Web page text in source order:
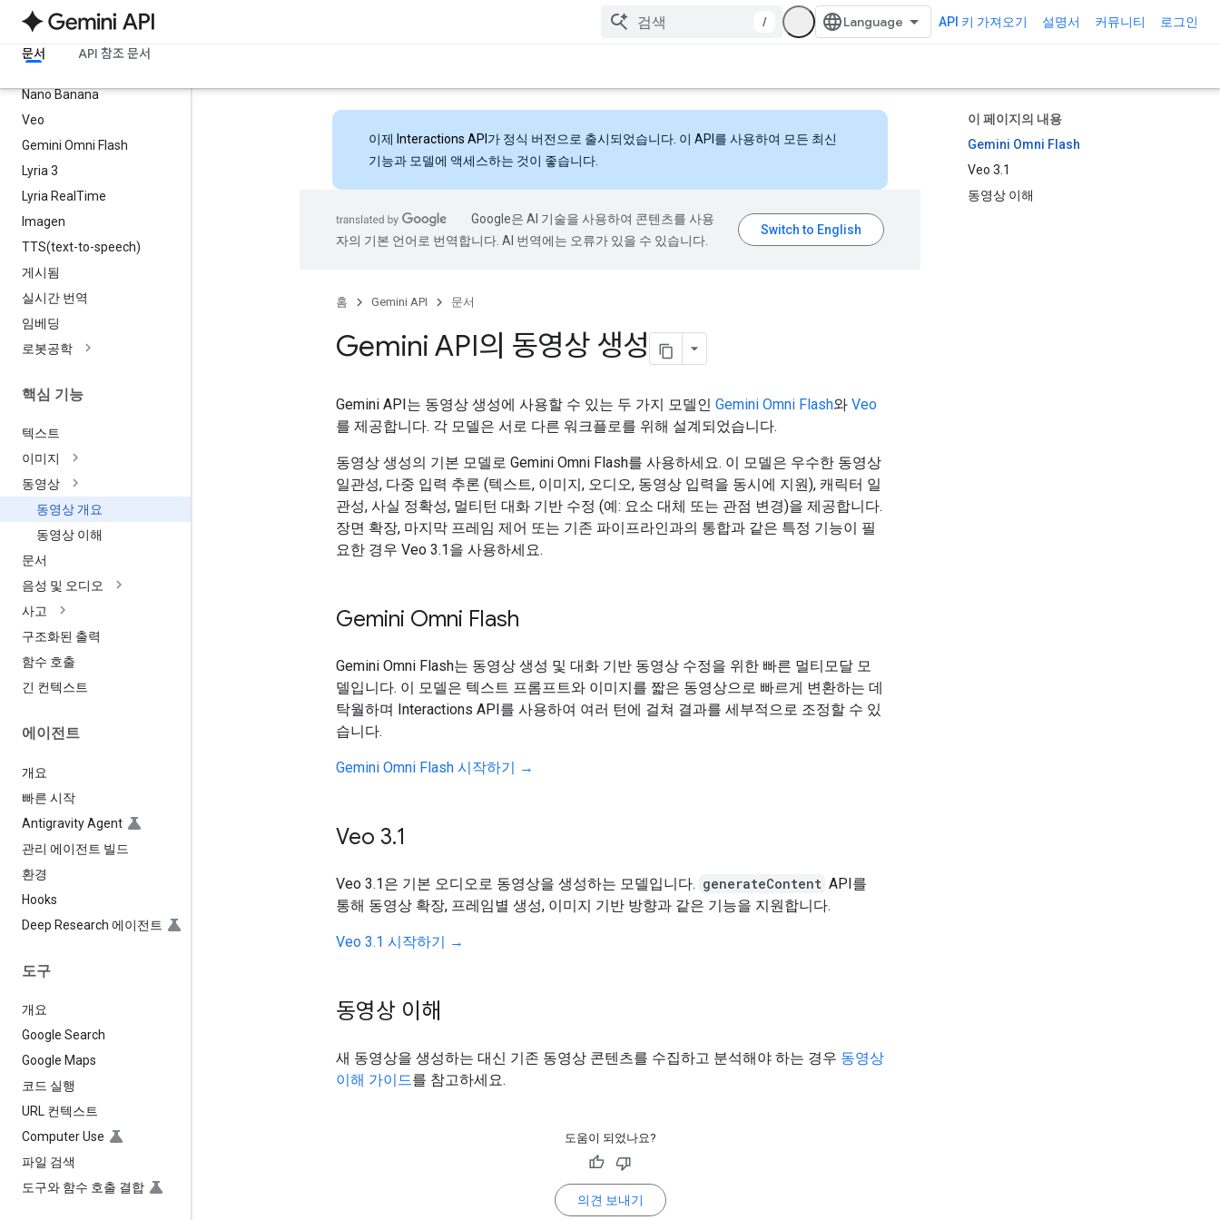
/ API 키 가져오기 설명서 커뮤니티 로그인
문서 API 참조 문서
Nano Banana
Veo
Gemini Omni Flash
Lyria 3
Lyria Real Time
Imagen
TTS(text-to-speech)
게시됨
실시간 번역
임베딩
로봇공학
핵심 기능
텍스트
이미지
동영상
동영상 개요
동영상 이해
문서
음성 및 오디오
사고
구조화된 출력
함수 호출
긴 컨텍스트
에이전트
개요
빠른 시작
Antigravity Agent
관리 에이전트 빌드
환경
Hooks
Deep Research 에이전트
도구
개요
Google Search
Google Maps
코드 실행
URL 컨텍스트
Computer Use
파일 검색
도구와 함수 호출 결합
이 페이지의 내용
Gemini Omni Flash
Veo 3.1
동영상 이해
이제 Interactions API 가 정식 버전으로 출시되었습니다. 이 API를 사용하여 모든 최신
기능과 모델에 액세스하는 것이 좋습니다.
Google은 AI 기술을 사용하여 콘텐츠를 사용
자의 기본 언어로 번역합니다. AI 번역에는 오류가 있을 수 있습니다.
홈 Gemini API 문서
Gemini API의 동영상 생성
Gemini API는 동영상 생성에 사용할 수 있는 두 가지 모델인 Gemini Omni Flash와 Veo
를 제공합니다. 각 모델은 서로 다른 워크플로를 위해 설계되었습니다.
동영상 생성의 기본 모델로 Gemini Omni Flash를 사용하세요. 이 모델은 우수한 동영상
일관성, 다중 입력 추론 (텍스트, 이미지, 오디오, 동영상 입력을 동시에 지원), 캐릭터 일
관성, 사실 정확성, 멀티턴 대화 기반 수정 (예: 요소 대체 또는 관점 변경)을 제공합니다.
장면 확장, 마지막 프레임 제어 또는 기존 파이프라인과의 통합과 같은 특정 기능이 필
요한 경우 Veo 3.1을 사용하세요.
Gemini Omni Flash
Gemini Omni Flash는 동영상 생성 및 대화 기반 동영상 수정을 위한 빠른 멀티모달 모
델입니다. 이 모델은 텍스트 프롬프트와 이미지를 짧은 동영상으로 빠르게 변환하는 데
탁월하며 Interactions API를 사용하여 여러 턴에 걸쳐 결과를 세부적으로 조정할 수 있
습니다.
Gemini Omni Flash 시작하기 →
Veo 3.1
Veo 3.1은 기본 오디오로 동영상을 생성하는 모델입니다. generateContent API를
통해 동영상 확장, 프레임별 생성, 이미지 기반 방향과 같은 기능을 지원합니다.
Veo 3.1 시작하기 →
동영상 이해
새 동영상을 생성하는 대신 기존 동영상 콘텐츠를 수집하고 분석해야 하는 경우 동영상
이해 가이드를 참고하세요.
도움이 되었나요?
의견 보내기